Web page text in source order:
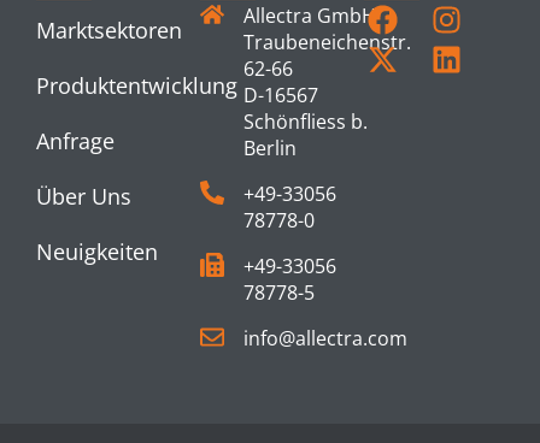
Marktsektoren
Produktentwicklung
Anfrage
Über Uns
Neuigkeiten
Allectra GmbH
Traubeneichenstr.
62-66
D-16567
Schönfliess b.
Berlin
+49-33056
78778-0
+49-33056
78778-5
info@allectra.com